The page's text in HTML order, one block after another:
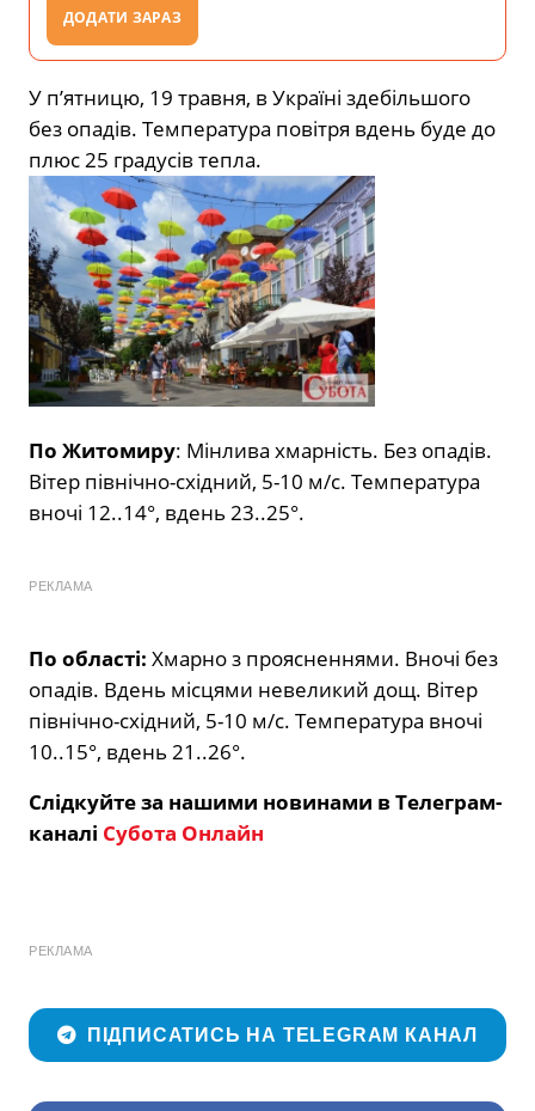
ДОДАТИ ЗАРАЗ
У п’ятницю, 19 травня, в Україні здебільшого
без опадів. Температура повітря вдень буде до
плюс 25 градусів тепла.
По Житомиру: Мінлива хмарність. Без опадів.
Вітер північно-східний, 5-10 м/с. Температура
вночі 12..14°, вдень 23..25°.
РЕКЛАМА
По області: Хмарно з проясненнями. Вночі без
опадів. Вдень місцями невеликий дощ. Вітер
північно-східний, 5-10 м/с. Температура вночі
10..15°, вдень 21..26°.
Слідкуйте за нашими новинами в Телеграм-
каналі Субота Онлайн
РЕКЛАМА
ПІДПИСАТИСЬ НА TELEGRAM КАНАЛ